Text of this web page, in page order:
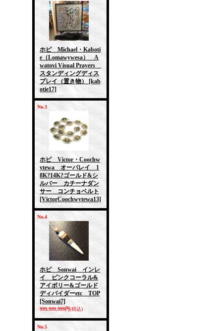
ホピ Michael・Kaboti
e（Lomawywesa） A
watovi Visual Prayers
スタンディングディス
プレイ（置き物）
[kab
otie17]
No.3
ホピ Victor・Coochw
ytewa オーバレイ 1
8K?14K?ゴールド&シ
ルバー カチーナダン
サー コンチョベルト
[VictorCoochwytewa13]
No.4
ホピ Sonwai インレ
イ ピンクコーラル&
アイボリー&ゴールド
ディバイダーetc TOP
[Sonwai7]
999,999,999円(税込)
No.5